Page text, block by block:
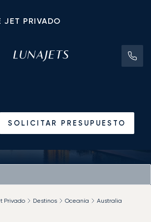
JET PRIVADO
SOLICITAR PRESUPUESTO
Privado Destinos Oceanía Australia